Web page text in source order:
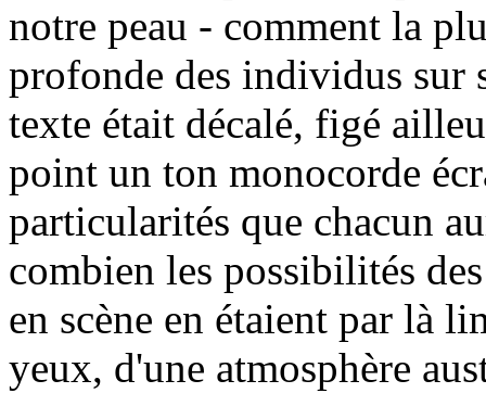
notre peau - comment la
profonde des individus sur
texte était décalé, figé
point un ton monocorde
particularités que chacun
combien les possibilités
en scène en étaient par là
yeux, d'une atmosphère